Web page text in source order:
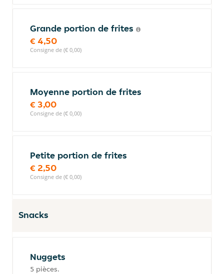
Grande portion de frites
€ 4,50
Consigne de (€ 0,00)
Moyenne portion de frites
€ 3,00
Consigne de (€ 0,00)
Petite portion de frites
€ 2,50
Consigne de (€ 0,00)
Snacks
Nuggets
5 pièces.